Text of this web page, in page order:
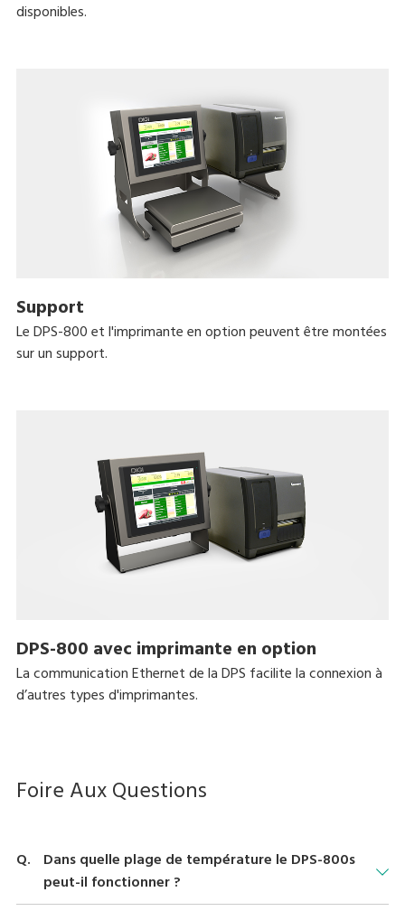
disponibles.
Support
Le DPS-800 et l'imprimante en option peuvent être montées
sur un support.
DPS-800 avec imprimante en option
La communication Ethernet de la DPS facilite la connexion à
d’autres types d'imprimantes.
Foire Aux Questions
Dans quelle plage de température le DPS-800s
peut-il fonctionner ?